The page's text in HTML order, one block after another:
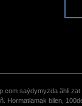
saýdymyzda ähli
bilen,